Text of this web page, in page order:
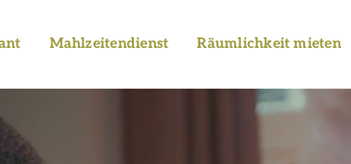
Mahlzeitendienst Räumlichkeit mieten